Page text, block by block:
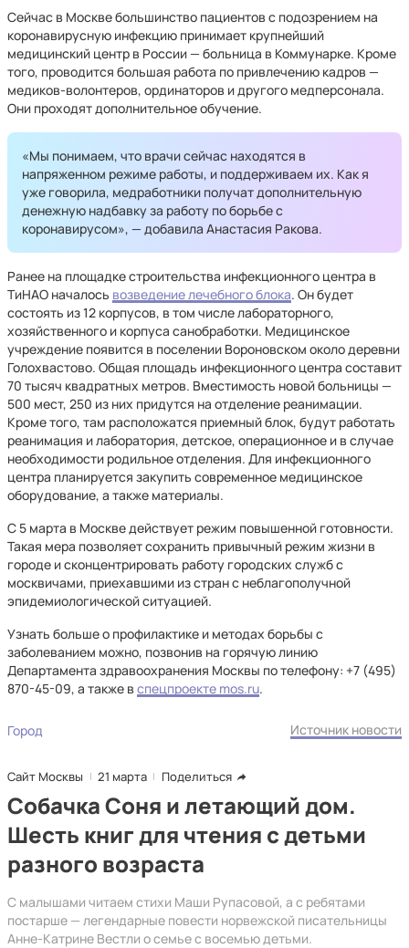
Сейчас в Москве большинство пациентов с подозрением на
коронавирусную инфекцию принимает крупнейший
медицинский центр в России — больница в Коммунарке. Кроме
того, проводится большая работа по привлечению кадров —
медиков-волонтеров, ординаторов и другого медперсонала.
Они проходят дополнительное обучение.
«Мы понимаем, что врачи сейчас находятся в
напряженном режиме работы, и поддерживаем их. Как я
уже говорила, медработники получат дополнительную
денежную надбавку за работу по борьбе с
коронавирусом», — добавила Анастасия Ракова.
Ранее на площадке строительства инфекционного центра в
ТиНАО началось возведение лечебного блока. Он будет
состоять из 12 корпусов, в том числе лабораторного,
хозяйственного и корпуса санобработки. Медицинское
учреждение появится в поселении Вороновском около деревни
Голохвастово. Общая площадь инфекционного центра составит
70 тысяч квадратных метров. Вместимость новой больницы —
500 мест, 250 из них придутся на отделение реанимации.
Кроме того, там расположатся приемный блок, будут работать
реанимация и лаборатория, детское, операционное и в случае
необходимости родильное отделения. Для инфекционного
центра планируется закупить современное медицинское
оборудование, а также материалы.
С 5 марта в Москве действует режим повышенной готовности.
Такая мера позволяет сохранить привычный режим жизни в
городе и сконцентрировать работу городских служб с
москвичами, приехавшими из стран с неблагополучной
эпидемиологической ситуацией.
Узнать больше о профилактике и методах борьбы с
заболеванием можно, позвонив на горячую линию
Департамента здравоохранения Москвы по телефону: +7 (495)
870-45-09, а также в спецпроекте mos.ru.
Город Источник новости
Сайт Москвы 21 марта Поделиться
Собачка Соня и летающий дом.
Шесть книг для чтения с детьми
разного возраста
С малышами читаем стихи Маши Рупасовой, а с ребятами
постарше — легендарные повести норвежской писательницы
Анне-Катрине Вестли о семье с восемью детьми.